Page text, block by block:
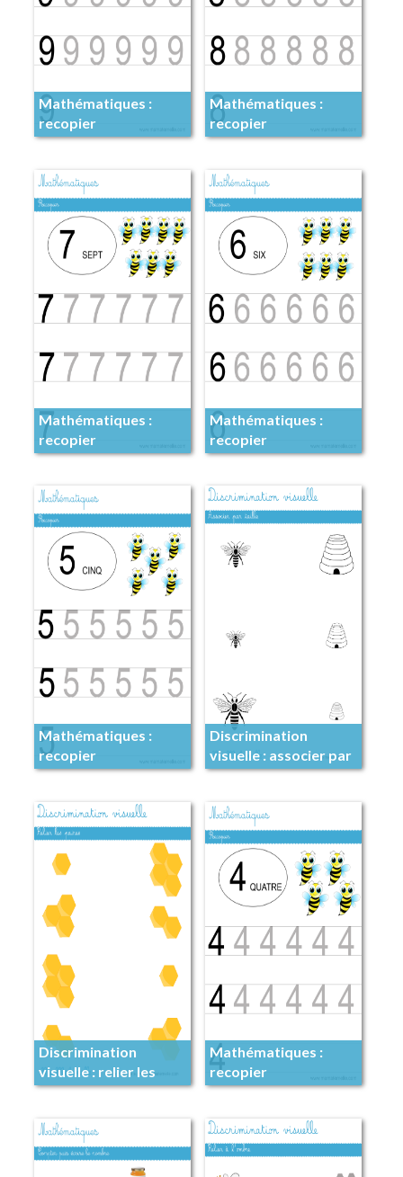
Mathématiques :
recopier
Mathématiques :
recopier
Mathématiques :
recopier
Mathématiques :
recopier
Mathématiques :
recopier
Discrimination
visuelle : associer par
taille
Discrimination
visuelle : relier les
paires
Mathématiques :
recopier